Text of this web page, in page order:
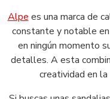
Alpe es una marca de
constante y notable
en ningún momento
detalles. A esta
creatividad en